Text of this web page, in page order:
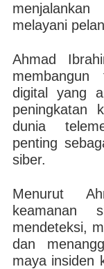
melayani
Ahmad
digital yang
peningkatan
dunia
penting
siber.
Menurut
keamanan
mendeteksi,
dan
maya insiden